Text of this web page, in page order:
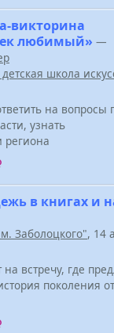
викторина
любимый» —
школа
на вопросы
узнать
региона
в книгах и
Заболоцкого", 14
встречу, где
поколения